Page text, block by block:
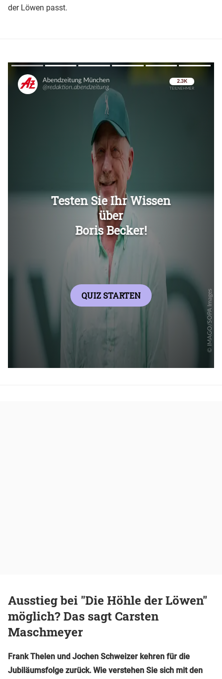
der Löwen passt.
Überspringen
Ausstieg bei "Die Höhle der Löwen"
möglich? Das sagt Carsten
Maschmeyer
Frank Thelen und Jochen Schweizer kehren für die
Jubiläumsfolge zurück. Wie verstehen Sie sich mit den